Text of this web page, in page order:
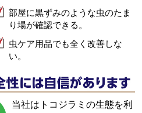
部屋に黒ずみのような虫のたま
り場が確認できる。
虫ケア用品でも全く改善しな
い。
当社はトコジラミの生態を利